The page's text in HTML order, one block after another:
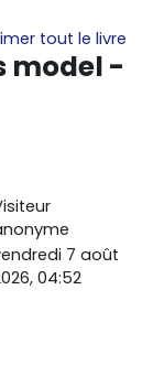
tout le livre
model -
7 août
04:52